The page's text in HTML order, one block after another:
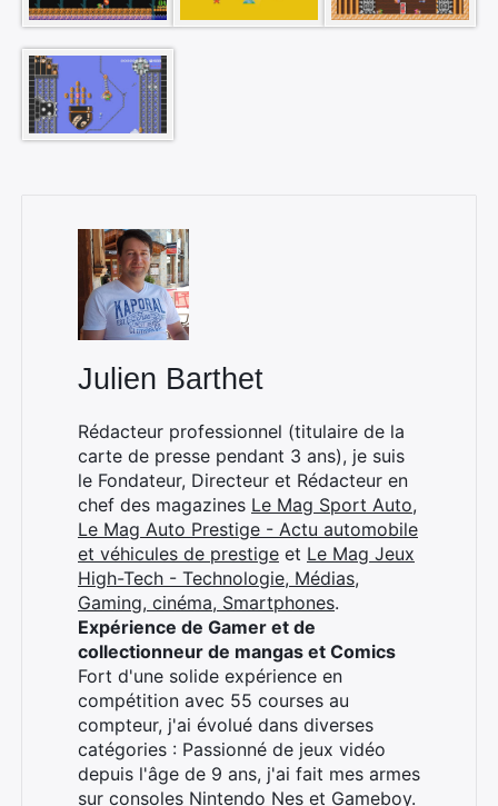
Julien Barthet
Rédacteur professionnel (titulaire de la
carte de presse pendant 3 ans), je suis
le Fondateur, Directeur et Rédacteur en
chef des magazines Le Mag Sport Auto,
Le Mag Auto Prestige - Actu automobile
et véhicules de prestige et Le Mag Jeux
High-Tech - Technologie, Médias,
Gaming, cinéma, Smartphones.
Expérience de Gamer et de
collectionneur de mangas et Comics
Fort d'une solide expérience en
compétition avec 55 courses au
compteur, j'ai évolué dans diverses
catégories : Passionné de jeux vidéo
depuis l'âge de 9 ans, j'ai fait mes armes
sur consoles Nintendo Nes et Gameboy.